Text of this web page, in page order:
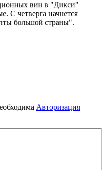
вин в "Дикси"
С четверга начнется
большой страны".
Авторизация